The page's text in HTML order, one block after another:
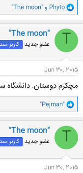
و
ا
ک
ن
ش
ا
Phyto و "The moon"
T
"The moon"
عضو جدید کاربر
Jun 30, 2015
مچکرم دوستان. دانشگاه
و
ا
ک
ن
ش
ا
"Pejman"
T
"The moon"
عضو جدید کاربر
Jun 30, 2015